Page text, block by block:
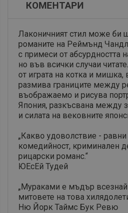
КОМЕНТАРИ
Лаконичният стил може би
романите на Реймънд
с примеси от
но във всички случаи
от играта на котка и
размива границите между
въображаемо и рисува
Япония, разкъсвана между
и силата на вековните
„Какво удоволствие - равни
комедийност, криминален
рицарски романс.“
ЮЕсЕй Тудей
„Мураками е мъдър
митовете на това
Ню Йорк Таймс Бук Ревю